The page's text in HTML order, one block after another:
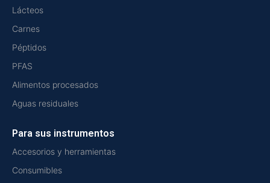
Lácteos
Carnes
Péptidos
PFAS
Alimentos procesados
Aguas residuales
Para sus instrumentos
Accesorios y herramientas
Consumibles